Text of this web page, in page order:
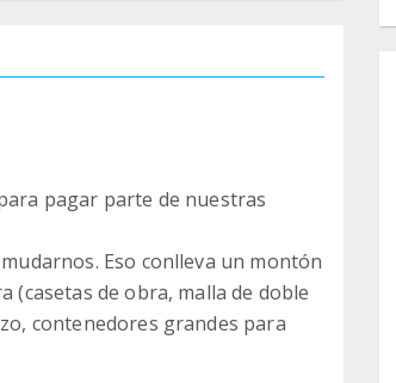
pagar parte de nuestras
Eso conlleva un montón
(casetas de obra, malla de doble
contenedores grandes para